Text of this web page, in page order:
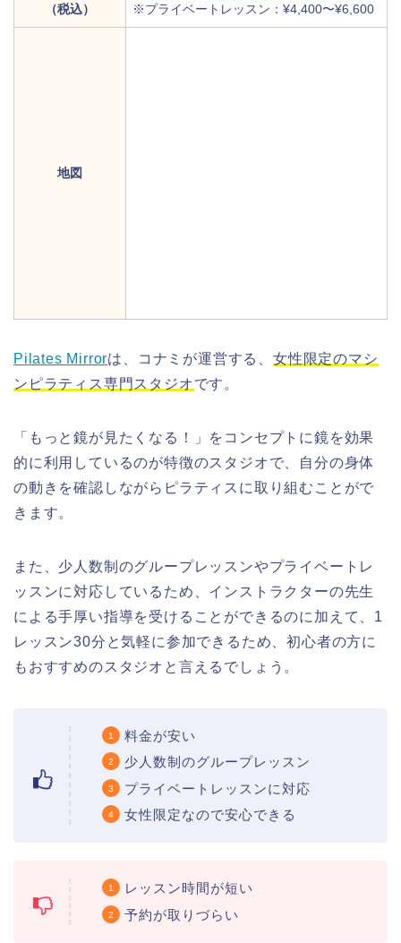
（税込）
※プライベートレッスン：¥4,400〜¥6,600
地図
Pilates Mirrorは、コナミが運営する、女性限定のマシ
ンピラティス専門スタジオ です。
「もっと鏡が見たくなる！」をコンセプトに鏡を効果
的に利用しているのが特徴のスタジオで、
自分の身体
の動きを確認しながらピラティスに取り組むことがで
きます。
また、少人数制のグループレッスンやプライベートレ
ッスンに対応しているため、インストラクターの先生
による手厚い指導を受けることができるのに加えて、1
レッスン30分と気軽に参加できるため、初心者の方に
もおすすめのスタジオと言えるでしょう。
料金が安い
少人数制のグループレッスン
プライベートレッスンに対応
女性限定なので安心できる
レッスン時間が短い
予約が取りづらい